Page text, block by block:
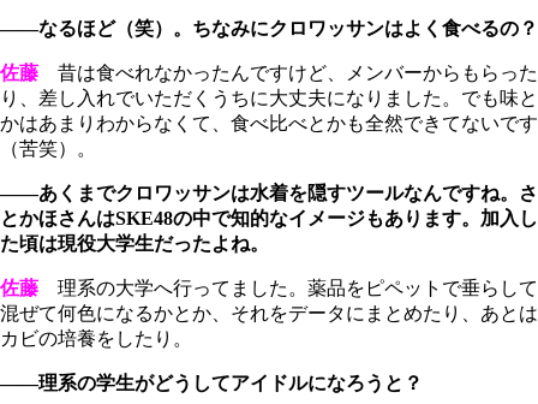
――なるほど（笑）。ちなみにクロワッサンはよく食べるの？
佐藤 昔は食べれなかったんですけど、メンバーからもらった
り、差し入れでいただくうちに大丈夫になりました。でも味と
かはあまりわからなくて、食べ比べとかも全然できてないです
（苦笑）。
――あくまでクロワッサンは水着を隠すツールなんですね。さ
とかほさんはSKE48の中で知的なイメージもあります。加入し
た頃は現役大学生だったよね。
佐藤 理系の大学へ行ってました。薬品をピペットで垂らして
混ぜて何色になるかとか、それをデータにまとめたり、あとは
カビの培養をしたり。
――理系の学生がどうしてアイドルになろうと？